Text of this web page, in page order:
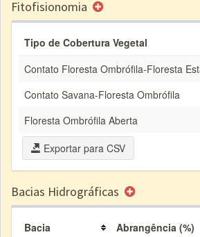
Fitofisionomia
Tipo de Cobertura Vegetal
Contato Floresta Ombrófila-Floresta
Contato Savana-Floresta Ombrófila
Floresta Ombrófila Aberta
Exportar para CSV
Bacias Hidrográficas
Bacia
Abrangência (%)